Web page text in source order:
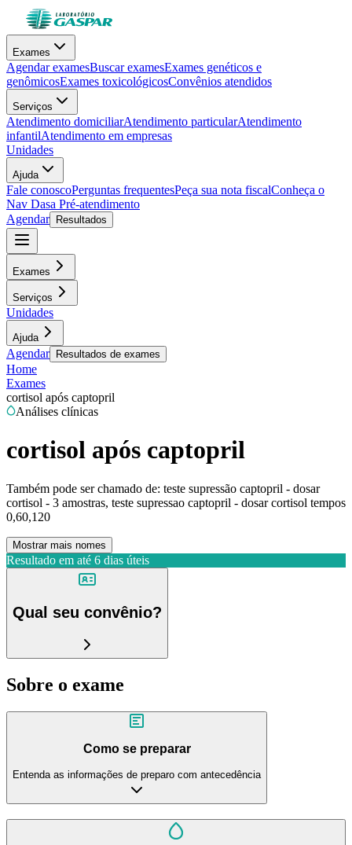
Exames
Agendar examesBuscar examesExames genéticos e
genômicosExames toxicológicosConvênios atendidos
Serviços
Atendimento domiciliarAtendimento particularAtendimento
infantilAtendimento em empresas
Unidades
Ajuda
Fale conoscoPerguntas frequentesPeça sua nota fiscalConheça o
Nav Dasa Pré-atendimento
Agendar
Resultados
Exames
Serviços
Unidades
Ajuda
Agendar Resultados de exames
Home
Exames
cortisol após captopril
Análises clínicas
cortisol após captopril
Também pode ser chamado de: teste supressão captopril - dosar
cortisol - 3 amostras, teste supressao captopril - dosar cortisol tempos
0,60,120
Mostrar mais nomes
Resultado em até 6 dias úteis
Qual seu convênio?
Sobre o exame
Como se preparar
Entenda as informações de preparo com antecedência